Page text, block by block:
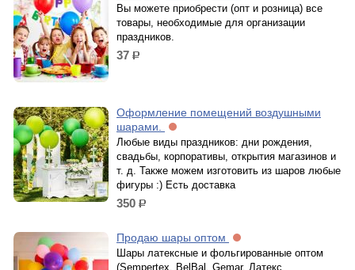
Вы можете приобрести (опт и розница) все
товары, необходимые для организации
праздников.
37 р.
Оформление помещений воздушными
шарами.
Любые виды праздников: дни рождения,
свадьбы, корпоративы, открытия магазинов и
т. д. Также можем изготовить из шаров любые
фигуры :) Есть доставка
350 р.
Продаю шары оптом
Шары латексные и фольгированные оптом
(Sempertex, BelBal, Gemar, Латекс